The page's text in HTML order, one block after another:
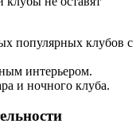
популярных клубов с
интерьером.
и ночного клуба.